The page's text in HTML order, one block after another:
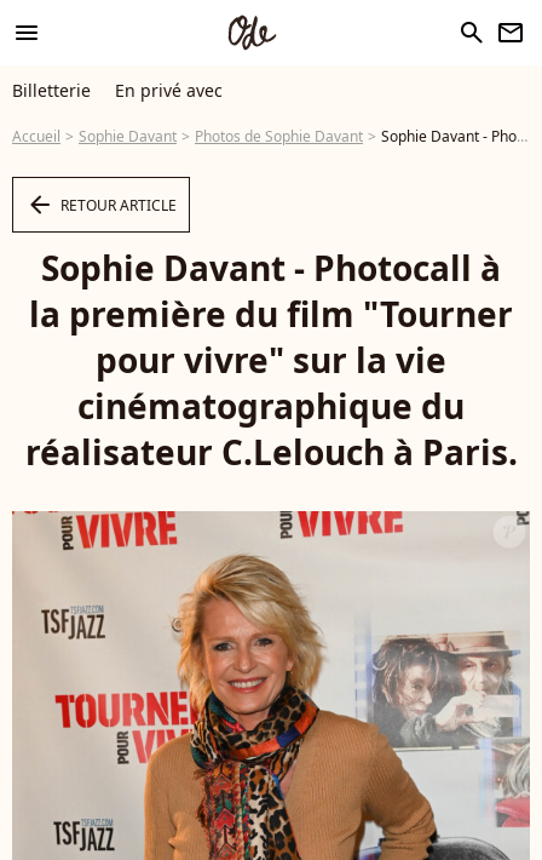
menu search newsletter
Billetterie En privé avec
Accueil Sophie Davant Photos de Sophie Davant Sophie Davant - Photocall à la première du film "Tourner pour vivre" sur la vie cinématographique du réalisateur C.Lelouch à Paris. © Coadic Guirec / Bestimage - Photo
arrow_left RETOUR ARTICLE
Sophie Davant - Photocall à
la première du film "Tourner
pour vivre" sur la vie
cinématographique du
réalisateur C.Lelouch à Paris.